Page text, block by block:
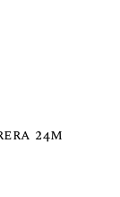
24m